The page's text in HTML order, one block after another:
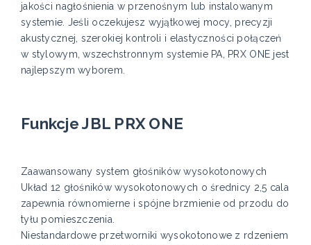
jakości nagłośnienia w przenośnym lub instalowanym
systemie. Jeśli oczekujesz wyjątkowej mocy, precyzji
akustycznej, szerokiej kontroli i elastyczności połączeń
w stylowym, wszechstronnym systemie PA, PRX ONE jest
najlepszym wyborem.
Funkcje JBL PRX ONE
Zaawansowany system głośników wysokotonowych
Układ 12 głośników wysokotonowych o średnicy 2,5 cala
zapewnia równomierne i spójne brzmienie od przodu do
tyłu pomieszczenia.
Niestandardowe przetworniki wysokotonowe z rdzeniem